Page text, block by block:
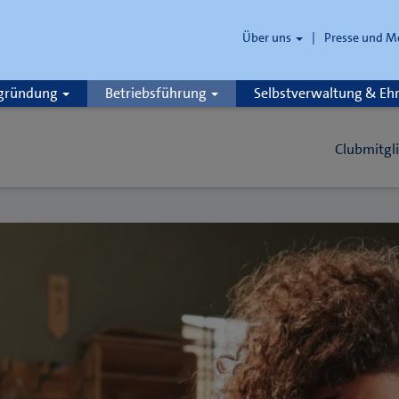
Über uns Presse und
Betriebsführung Selbstverwaltung &